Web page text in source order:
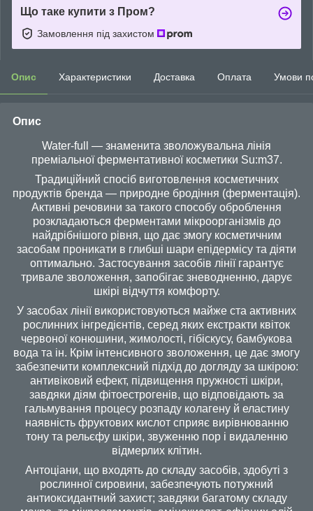
Що таке купити з Пром?
Замовлення під захистом
Опис Характеристики Доставка Оплата Умови
Опис
Water-full — знаменита зволожувальна лінія
преміальної ферментативної косметики Su:m37.
Традиційний спосіб виготовлення косметичних
продуктів бренда — природне бродіння (ферментація).
Активні речовини за такого способу оброблення
розкладаються ферментами мікроорганізмів до
найдрібнішого рівня, що дає змогу косметичним
засобам проникати в глибші шари епідермісу та діяти
оптимально. Застосування засобів лінії гарантує
тривале зволоження, запобігає зневодненню, дарує
шкірі відчуття комфорту.
У засобах лінії використовуються майже ста активних
рослинних інгредієнтів, серед яких екстракти квіток
червоної конюшини, жимолості, гібіскусу, бамбукова
вода та ін. Крім інтенсивного зволоження, це дає змогу
забезпечити комплексний підхід до догляду за шкірою:
антивіковий ефект, підвищення пружності шкіри,
завдяки діям фітоестрогенів, що відповідають за
гальмування процесу розпаду колагену й еластину
наявність фруктових кислот сприяє вирівнюванню
тону та рельєфу шкіри, звуженню пор і видаленню
відмерлих клітин.
Антоціани, що входять до складу засобів, здобуті з
рослинної сировини, забезпечують потужний
антиоксидантний захист; завдяки багатому складу